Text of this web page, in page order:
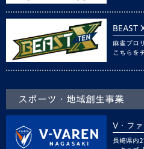
BEAST
麻雀プロ
こちらを
スポーツ・地域創生事業
V・フ
長崎県内